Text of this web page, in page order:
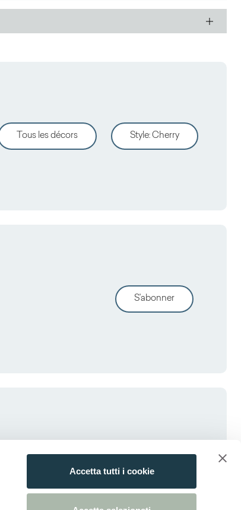
Accetta tutti i cookie
Tous les décors Style: Cherry
S'abonner